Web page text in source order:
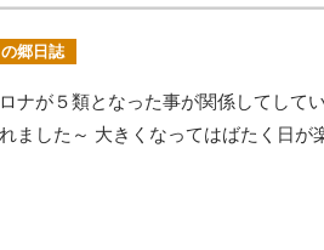
郷日誌
ナが５類となった事が関係してして
ました～ 大きくなってはばたく日